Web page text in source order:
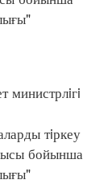
министрлiгi
тiркеу
бойынша